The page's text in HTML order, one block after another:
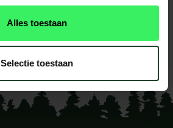
Alles toestaan
Selectie toestaanIhre Bewertung hinzufügen